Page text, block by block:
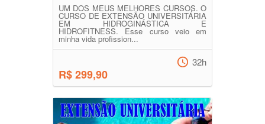
UM DOS MEUS MELHORES CURSOS. O
CURSO DE EXTENSÃO UNIVERSITÁRIA
EM HIDROGINÁSTICA E
HIDROFITNESS. Esse curso veio em
minha vida profission...
R$ 299,90
32h